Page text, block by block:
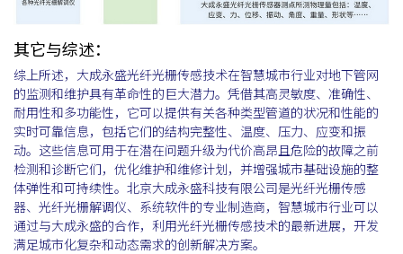
其它与综述：
综上所述，大成永盛光纤光栅传感技术在智慧城市行业对地下管网
的监测和维护具有革命性的巨大潜力。凭借其高灵敏度、准确性、
耐用性和多功能性，它可以提供有关各种类型管道的状况和性能的
实时可靠信息，包括它们的结构完整性、温度、压力、应变和振
动。这些信息可用于在潜在问题升级为代价高昂且危险的故障之前
检测和诊断它们，优化维护和维修计划，并增强城市基础设施的整
体弹性和可持续性。北京大成永盛科技有限公司是光纤光栅传感
器、光纤光栅解调仪、系统软件的专业制造商，智慧城市行业可以
通过与大成永盛的合作，利用光纤光栅传感技术的最新进展，开发
满足城市化复杂和动态需求的创新解决方案。